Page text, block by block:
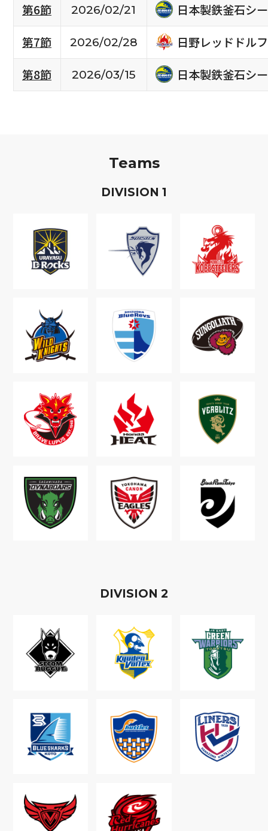
第6節
2026/02/21
日本製鉄釜石シ
第7節
2026/02/28
日野レッドドル
第8節
2026/03/15 日本製鉄釜石シ
Teams
DIVISION 1
DIVISION 2